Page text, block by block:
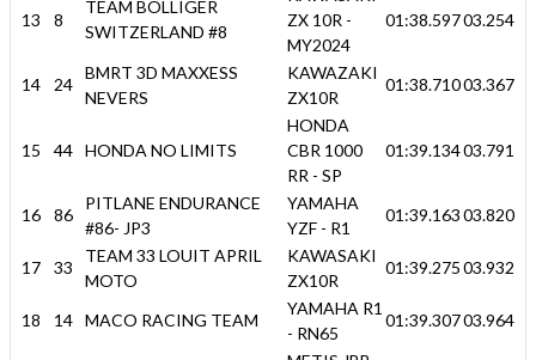
13 8
TEAM BOLLIGER
SWITZERLAND #8
ZX 10R -
MY2024
01:38.59703.254
14 24
BMRT 3D MAXXESS
NEVERS
KAWAZAKI
ZX10R
01:38.71003.367
15 44 HONDA NO LIMITS
HONDA
CBR 1000
RR - SP
01:39.13403.791
16 86
PITLANE ENDURANCE
#86- JP3
YAMAHA
YZF - R1
01:39.16303.820
17 33
TEAM 33 LOUIT APRIL
MOTO
KAWASAKI
ZX10R
01:39.27503.932
18 14 MACO RACING TEAM
YAMAHA R1
- RN65
01:39.30703.964